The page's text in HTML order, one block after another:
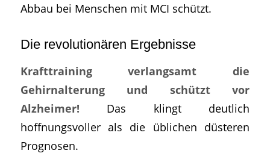
Abbau bei Menschen mit MCI schützt.
Die revolutionären Ergebnisse
Krafttraining verlangsamt die
Gehirnalterung und schützt vor
Alzheimer! Das klingt deutlich
hoffnungsvoller als die üblichen düsteren
Prognosen.